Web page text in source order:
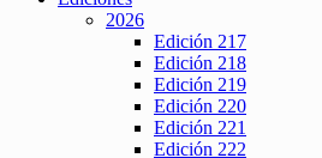
2026
Edición 217
Edición 218
Edición 219
Edición 220
Edición 221
Edición 222